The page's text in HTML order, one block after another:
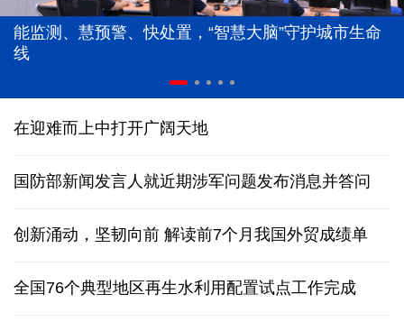
能监测、慧预警、快处置，“智慧大脑”守护城市生命
线
在迎难而上中打开广阔天地
国防部新闻发言人就近期涉军问题发布消息并答问
创新涌动，坚韧向前 解读前7个月我国外贸成绩单
全国76个典型地区再生水利用配置试点工作完成